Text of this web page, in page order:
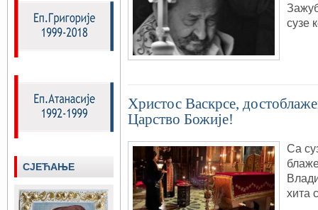
сузе
Христос Васкрсе,
Царство Божије!
Са
хита
СЈЕЋАЊЕ